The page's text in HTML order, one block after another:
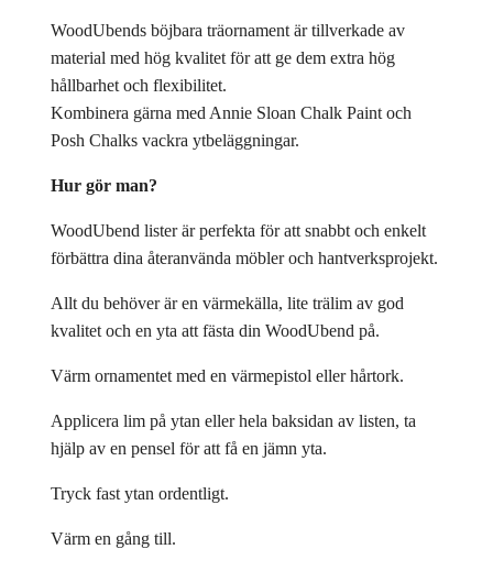
WoodUbends böjbara träornament är tillverkade av
material med hög kvalitet för att ge dem extra hög
hållbarhet och flexibilitet.
Kombinera gärna med Annie Sloan Chalk Paint och
Posh Chalks vackra ytbeläggningar.
Hur gör man?
WoodUbend lister är perfekta för att snabbt och enkelt
förbättra dina återanvända möbler och hantverksprojekt.
Allt du behöver är en värmekälla, lite trälim av god
kvalitet och en yta att fästa din WoodUbend på.
Värm ornamentet med en värmepistol eller hårtork.
Applicera lim på ytan eller hela baksidan av listen, ta
hjälp av en pensel för att få en jämn yta.
Tryck fast ytan ordentligt.
Värm en gång till.